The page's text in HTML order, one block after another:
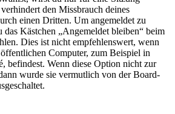
den Missbrauch deines
einen Dritten. Um angemeldet zu
das Kästchen „Angemeldet bleiben“ beim
Dies ist nicht empfehlenswert, wenn
Computer, zum Beispiel in
befindest. Wenn diese Option nicht zur
wurde sie vermutlich von der Board-